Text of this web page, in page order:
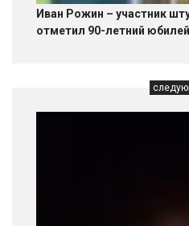
Иван Рожин – участник
отметил 90-летний юбилей